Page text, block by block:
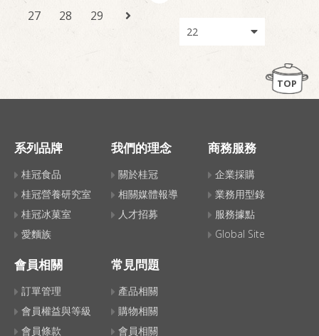
27
28 29
TOP
系列品牌
桂冠食品
桂冠營養研究室
桂冠冰菓室
愛麵族
我們的理念
關於桂冠
相關媒體報導
人才招募
商務服務
企業採購
業務用型錄
服務據點
Global Site
會員相關
訂單管理
會員權益與等級
會員條款
常見問題
產品相關
購物相關
會員相關